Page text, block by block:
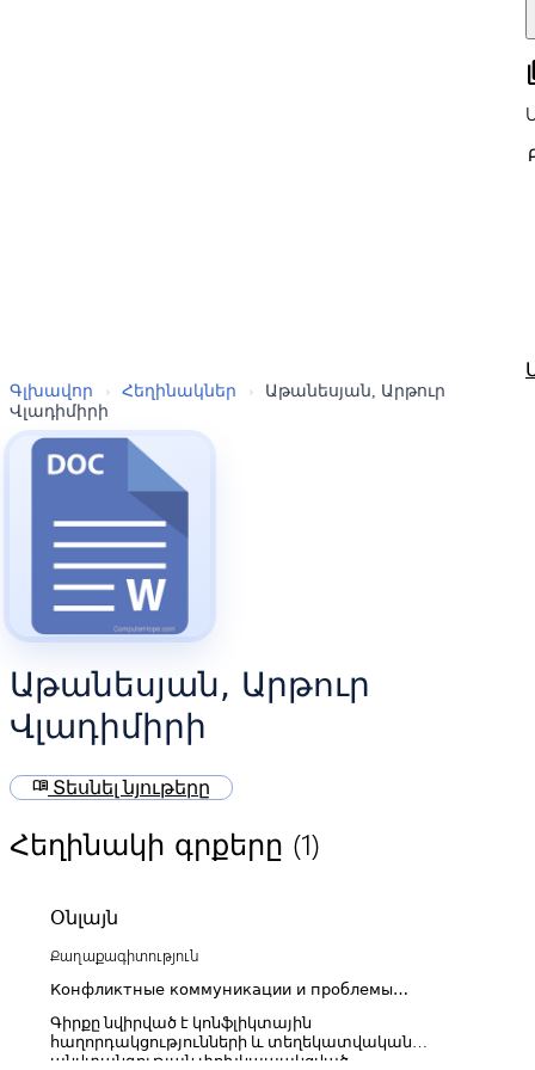
Գլխավոր › Հեղինակներ ›
Աթանեսյան, Արթուր
Վլադիմիրի
Աթանեսյան, Արթուր
Վլադիմիրի
menu_book Տեսնել նյութերը
Հեղինակի գրքերը (1)
Օնլայն
Քաղաքագիտություն
Конфликтные коммуникации и проблемы
Գիրքը նվիրված է կոնֆլիկտային
հաղորդակցությունների և տեղեկատվական
անվտանգության փոխկապակցված